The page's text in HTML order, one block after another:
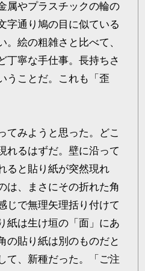
属やプラスチックの輪の
字通り鳩の目に似ている
。絵の粗雑さと比べて、
丁寧な手仕事。長持ちさ
うことだ。これも「歪
みようと思った。どこ
れるはずだ。壁に沿って
ると貼り紙が突然現れ
は、まさにその折れた角
じで無理矢理括り付けて
紙は生け垣の「面」にあ
の貼り紙は別のものだと
て、新種だった。「ご注